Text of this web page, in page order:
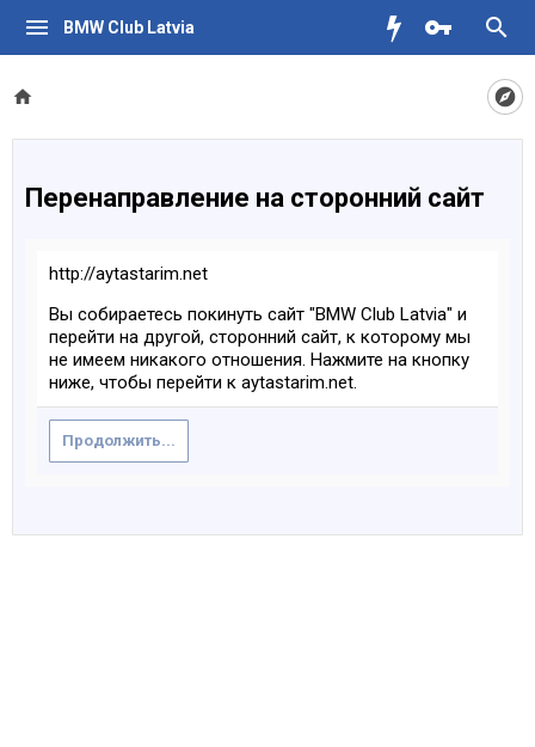
BMW Club Latvia
Перенаправление на сторонний сайт
http://aytastarim.net
Вы собираетесь покинуть сайт "BMW Club Latvia" и
перейти на другой, сторонний сайт, к которому мы
не имеем никакого отношения. Нажмите на кнопку
ниже, чтобы перейти к aytastarim.net.
Продолжить...